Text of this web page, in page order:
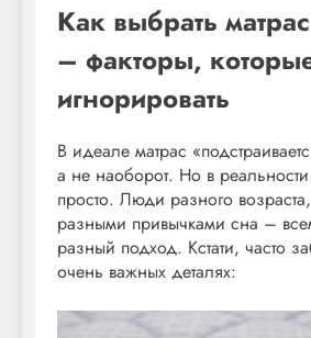
Как выбрать
– факторы,
игнорировать
В идеале матрас
а не наоборот. Но в реальности
просто. Люди разного
разными привычками сна –
разный подход. Кстати, часто
очень важных деталях: